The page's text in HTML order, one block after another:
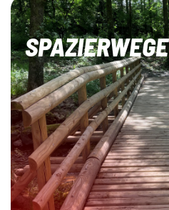
SPAZIERWEGE